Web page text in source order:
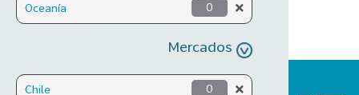
Oceanía 0
Mercados
Chile 0